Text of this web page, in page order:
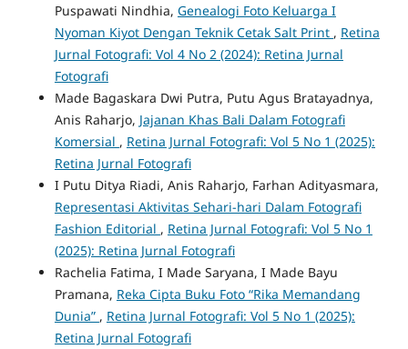
Puspawati Nindhia, Genealogi Foto Keluarga I
Nyoman Kiyot Dengan Teknik Cetak Salt Print , Retina
Jurnal Fotografi: Vol 4 No 2 (2024): Retina Jurnal
Fotografi
Made Bagaskara Dwi Putra, Putu Agus Bratayadnya,
Anis Raharjo, Jajanan Khas Bali Dalam Fotografi
Komersial , Retina Jurnal Fotografi: Vol 5 No 1 (2025):
Retina Jurnal Fotografi
I Putu Ditya Riadi, Anis Raharjo, Farhan Adityasmara,
Representasi Aktivitas Sehari-hari Dalam Fotografi
Fashion Editorial , Retina Jurnal Fotografi: Vol 5 No 1
(2025): Retina Jurnal Fotografi
Rachelia Fatima, I Made Saryana, I Made Bayu
Pramana, Reka Cipta Buku Foto “Rika Memandang
Dunia” , Retina Jurnal Fotografi: Vol 5 No 1 (2025):
Retina Jurnal Fotografi